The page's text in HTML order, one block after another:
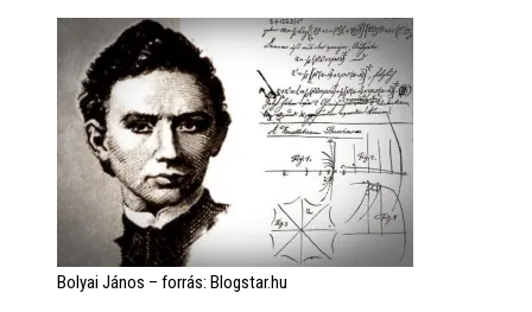
Bolyai János – forrás: Blogstar.hu